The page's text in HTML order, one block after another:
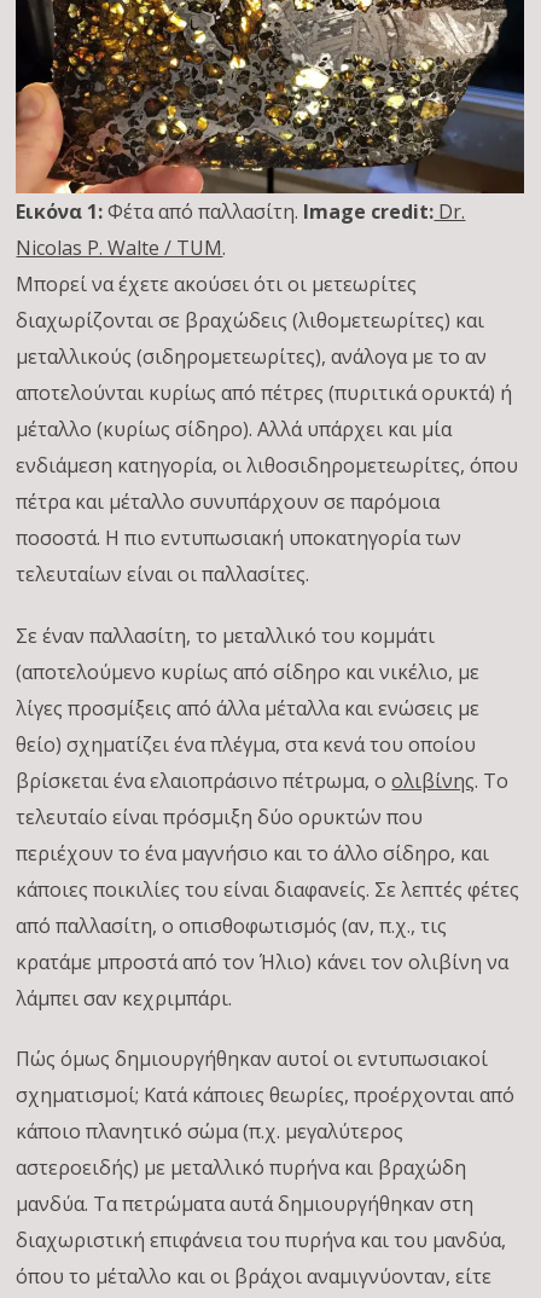
Εικόνα 1:Φέτα από παλλασίτη. Image credit: Dr.
Nicolas P. Walte / TUM.
Μπορεί να έχετε ακούσει ότι οι μετεωρίτες
διαχωρίζονται σε βραχώδεις (λιθομετεωρίτες) και
μεταλλικούς (σιδηρομετεωρίτες), ανάλογα με το αν
αποτελούνται κυρίως από πέτρες (πυριτικά ορυκτά) ή
μέταλλο (κυρίως σίδηρο). Αλλά υπάρχει και μία
ενδιάμεση κατηγορία, οι λιθοσιδηρομετεωρίτες, όπου
πέτρα και μέταλλο συνυπάρχουν σε παρόμοια
ποσοστά. Η πιο εντυπωσιακή υποκατηγορία των
τελευταίων είναι οι παλλασίτες.
Σε έναν παλλασίτη, το μεταλλικό του κομμάτι
(αποτελούμενο κυρίως από σίδηρο και νικέλιο, με
λίγες προσμίξεις από άλλα μέταλλα και ενώσεις με
θείο) σχηματίζει ένα πλέγμα, στα κενά του οποίου
βρίσκεται ένα ελαιοπράσινο πέτρωμα, οολιβίνης. Το
τελευταίο είναι πρόσμιξη δύο ορυκτών που
περιέχουν το ένα μαγνήσιο και το άλλο σίδηρο, και
κάποιες ποικιλίες του είναι διαφανείς. Σε λεπτές φέτες
από παλλασίτη, ο οπισθοφωτισμός (αν, π.χ., τις
κρατάμε μπροστά από τον Ήλιο) κάνει τον ολιβίνη να
λάμπει σαν κεχριμπάρι.
Πώς όμως δημιουργήθηκαν αυτοί οι εντυπωσιακοί
σχηματισμοί; Κατά κάποιες θεωρίες, προέρχονται από
κάποιο πλανητικό σώμα (π.χ. μεγαλύτερος
αστεροειδής) με μεταλλικό πυρήνα και βραχώδη
μανδύα. Τα πετρώματα αυτά δημιουργήθηκαν στη
διαχωριστική επιφάνεια του πυρήνα και του μανδύα,
όπου το μέταλλο και οι βράχοι αναμιγνύονταν, είτε